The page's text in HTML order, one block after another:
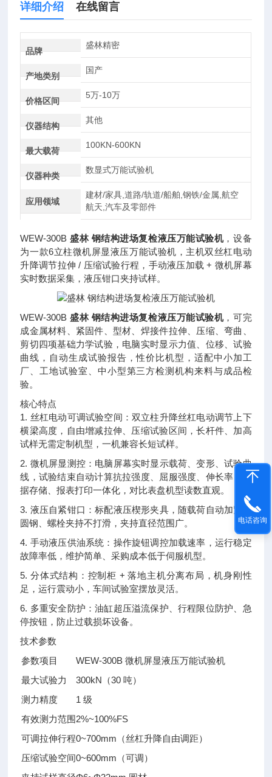
详细介绍 在线留言
品牌
盛林精密
产地类别
国产
价格区间
5万-10万
仪器结构
其他
最大载荷
100KN-600KN
仪器种类
数显式万能试验机
应用领域
建材/家具,道路/轨道/船舶,钢铁/金属,航空
航天,汽车及零部件
WEW-300B 盛林 钢结构进场复检液压万能试验机，设备
为一款6立柱微机屏显液压万能试验机，主机双丝杠电动
升降调节拉伸 / 压缩试验行程，手动液压加载 + 微机屏幕
实时数据采集，液压钳口夹持试样。
WEW-300B 盛林 钢结构进场复检液压万能试验机，可完
成金属材料、紧固件、型材、焊接件拉伸、压缩、弯曲、
剪切四项基础力学试验，电脑实时显示力值、位移、试验
曲线，自动生成试验报告，性价比机型，适配中小加工
厂、工地试验室、中小型第三方检测机构来料与成品检
验。
核心特点
1. 丝杠电动可调试验空间：双立柱升降丝杠电动调节上下
横梁高度，自由增减拉伸、压缩试验区间，长杆件、加高
试样无需定制机型，一机兼容长短试样。
2. 微机屏显测控：电脑屏幕实时显示载荷、变形、试验曲
线，试验结束自动计算抗拉强度、屈服强度、伸长率，数
据存储、报表打印一体化，对比表盘机型读数直观。
3. 液压自紧钳口：标配液压楔形夹具，随载荷自动加紧，
圆钢、螺栓夹持不打滑，夹持直径范围广。
4. 手动液压供油系统：操作旋钮调控加载速率，运行稳定
故障率低，维护简单、采购成本低于伺服机型。
5. 分体式结构：控制柜 + 落地主机分离布局，机身刚性
足，运行震动小，车间试验室摆放灵活。
6. 多重安全防护：油缸超压溢流保护、行程限位防护、急
停按钮，防止过载损坏设备。
技术参数
参数项目
WEW-300B 微机屏显液压万能试验机
最大试验力
300kN（30 吨）
测力精度
1 级
有效测力范围2%~100%FS
可调拉伸行程0~700mm（丝杠升降自由调距）
压缩试验空间0~600mm（可调）
电话咨询